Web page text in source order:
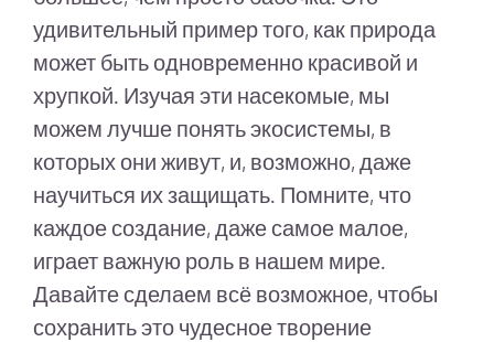
удивительный пример того, как природа
может быть одновременно красивой и
хрупкой. Изучая эти насекомые, мы
можем лучше понять экосистемы, в
которых они живут, и, возможно, даже
научиться их защищать. Помните, что
каждое создание, даже самое малое,
играет важную роль в нашем мире.
Давайте сделаем всё возможное, чтобы
сохранить это чудесное творение